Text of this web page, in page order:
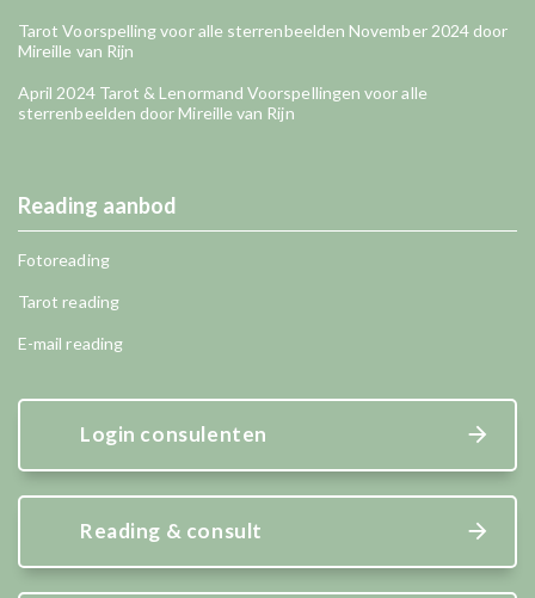
Tarot Voorspelling voor alle sterrenbeelden November 2024 door
Mireille van Rijn
April 2024 Tarot & Lenormand Voorspellingen voor alle
sterrenbeelden door Mireille van Rijn
Reading aanbod
Fotoreading
Tarot reading
E-mail reading
Login consulenten
Reading & consult